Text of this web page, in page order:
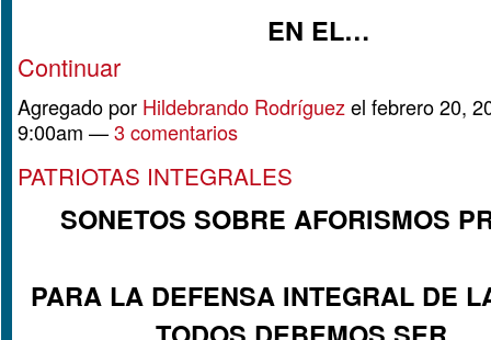
EN EL…
Continuar
Agregado por Hildebrando Rodríguezel febrero 20,
9:00am —3 comentarios
PATRIOTAS INTEGRALES
SONETOS SOBRE AFORISMOS
PARA LA DEFENSA INTEGRAL DE